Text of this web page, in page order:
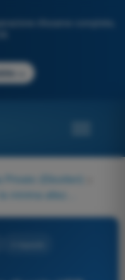
d'esame completa,
Privato (Elicotteri)